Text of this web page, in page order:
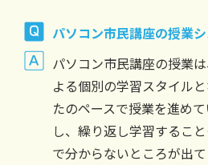
パソコン市民講座の授業
パソコン市民講座の授業
よる個別の学習スタイル
たのペースで授業を進め
し、繰り返し学習するこ
で分からないところが出